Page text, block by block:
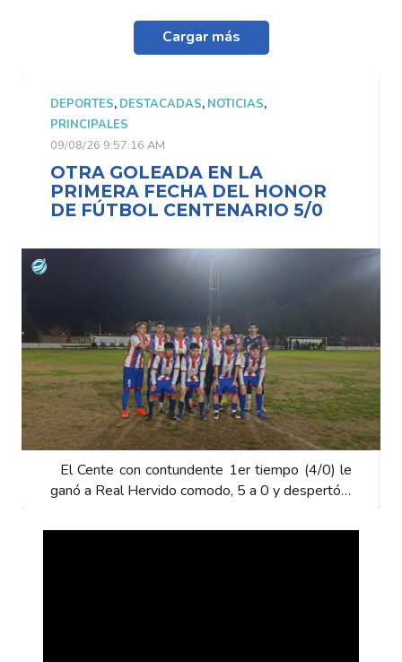
Cargar más
DEPORTES, DESTACADAS, NOTICIAS,
PRINCIPALES
09/08/26 9:57:16 AM
OTRA GOLEADA EN LA
PRIMERA FECHA DEL HONOR
DE FÚTBOL CENTENARIO 5/0
El Cente con contundente 1er tiempo (4/0) le
ganó a Real Hervido comodo, 5 a 0 y despertó…